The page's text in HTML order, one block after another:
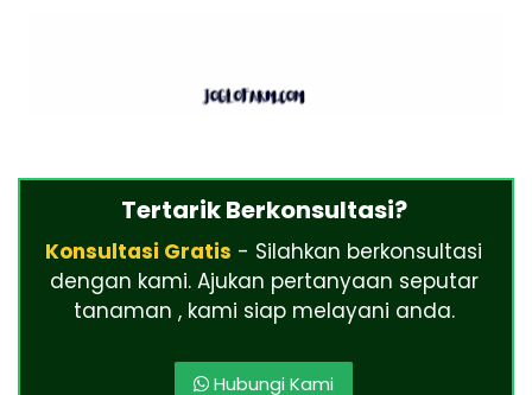
Tertarik Berkonsultasi?
Konsultasi Gratis - Silahkan berkonsultasi
dengan kami. Ajukan pertanyaan seputar
tanaman , kami siap melayani anda.
Hubungi Kami